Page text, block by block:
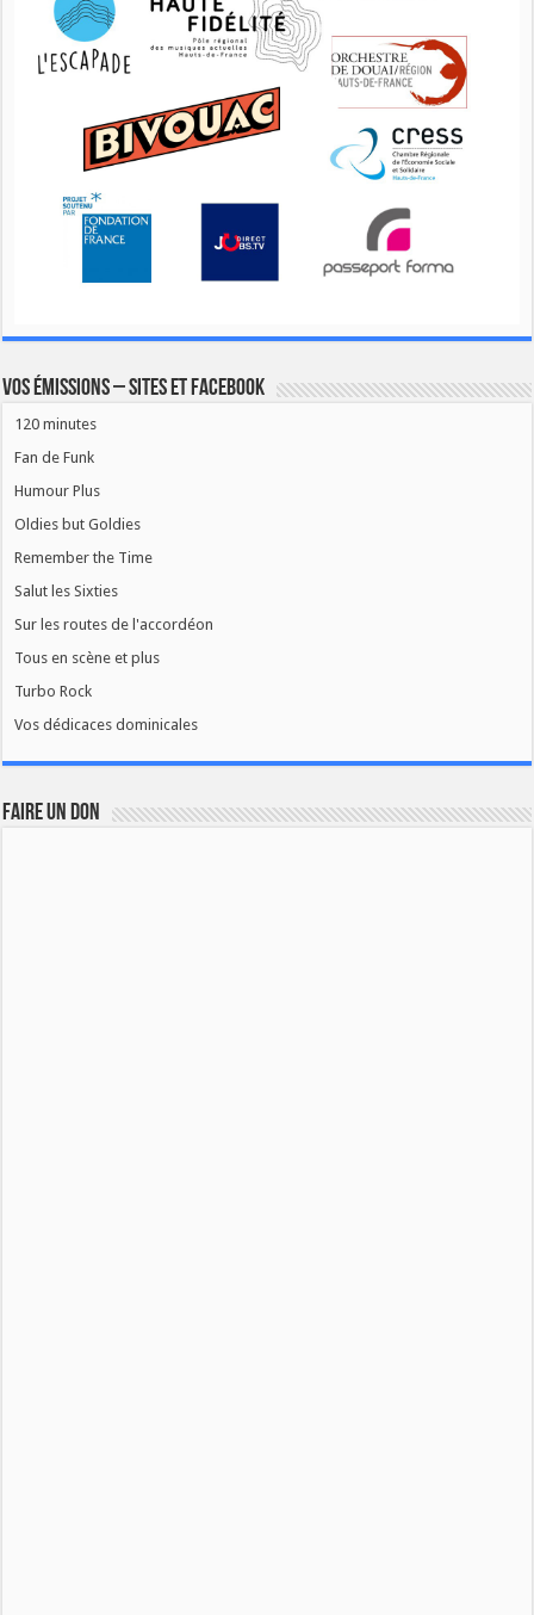
Vos émissions – Sites et Facebook
120 minutes
Fan de Funk
Humour Plus
Oldies but Goldies
Remember the Time
Salut les Sixties
Sur les routes de l'accordéon
Tous en scène et plus
Turbo Rock
Vos dédicaces dominicales
FAIRE UN DON